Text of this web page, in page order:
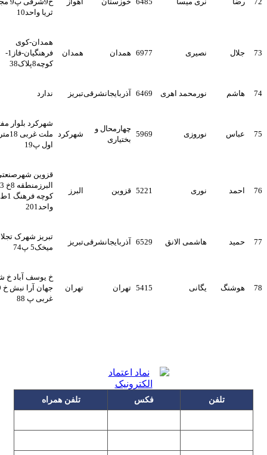
ثریا واحد10
جلال نصیری 6977 همدان همدان
همدان-کوی
فرهنگیان-فاز1-
کوچه8پلاک38
هاشم نورمحمد اهری 6469 آذربایجانشرقیتبریز ندارد
عباس نوروزی 5969
چهارمحال و
بختیاری
شهرکرد
شهرکرد بلوار مفتح خ
ملت غربی 18متری
اول پ19
احمد نوری 5221 قزوین
قزوین شهرصنعتی
البرزمنطقه 8خ 303
کوچه فرهنگ 1ط2
حمید هاشمی الانق 6529 آذربایجانشرقیتبریز
تبریز شهرک تجلائی
میخک5 پ74
هوشنگ یگانی 5415 تهران تهران
خ یوسف آباد خ شهید
جهان آرا نبش خ 39
غربی پ 88
تلفن فکس تلفن همراه